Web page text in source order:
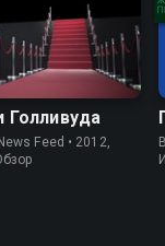
Голливуда
Feed • 2012,